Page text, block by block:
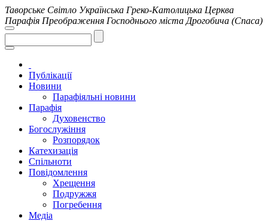
Таворське Світло Українська Греко-Католицька Церква
Парафія Преображення Господнього міста Дрогобича (Спаса)
Публікації
Новини
Парафіяльні новини
Парафія
Духовенство
Богослужіння
Розпорядок
Катехизація
Спільноти
Повідомлення
Хрещення
Подружжя
Погребення
Медіа